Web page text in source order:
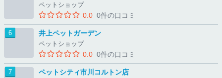
ペットショップ
0.0 0件の口コミ
井上ペットガーデン
ペットショップ
0.0 0件の口コミ
ペットシティ市川コルトン店